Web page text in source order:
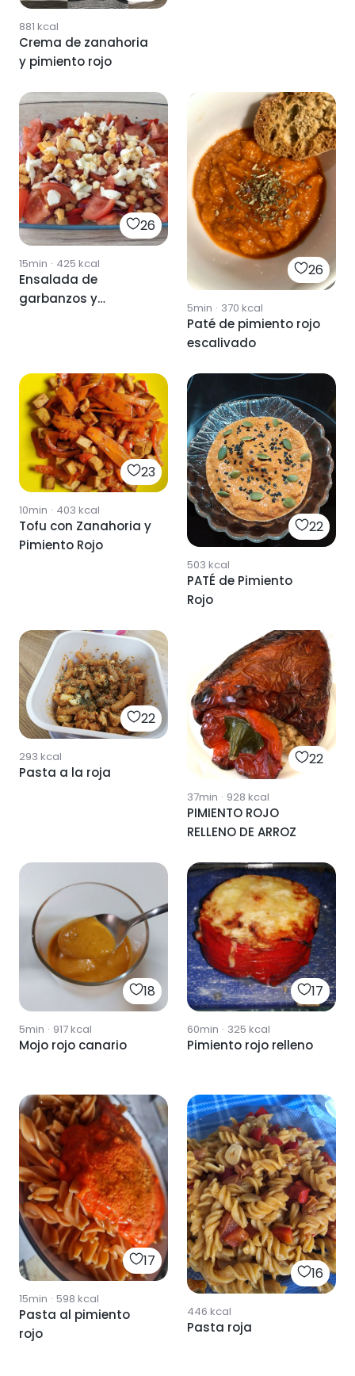
881 kcal
Crema de zanahoria
y pimiento rojo
26
15min · 425 kcal
Ensalada de
garbanzos y
26
5min · 370 kcal
Paté de pimiento rojo
escalivado
23
10min · 403 kcal
Tofu con Zanahoria y
Pimiento Rojo
22
503 kcal
PATÉ de Pimiento
Rojo
22
293 kcal
Pasta a la roja
22
37min · 928 kcal
PIMIENTO ROJO
RELLENO DE ARROZ
18
5min · 917kcal
Mojo rojo canario
17
60min · 325 kcal
Pimiento rojo relleno
17
15min · 598 kcal
Pasta al pimiento
rojo
16
446 kcal
Pasta roja